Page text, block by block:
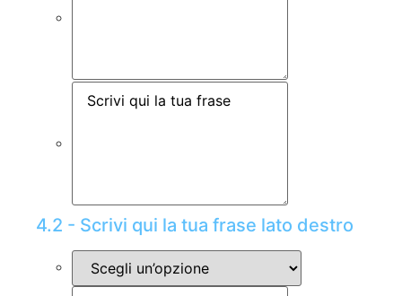
4.2 - Scrivi qui la tua frase lato destro